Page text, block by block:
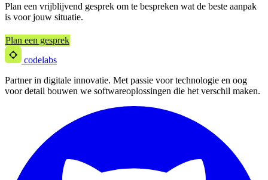
Plan een vrijblijvend gesprek om te bespreken wat de beste aanpak
is voor jouw situatie.
Plan een gesprek
codelabs
Partner in digitale innovatie. Met passie voor technologie en oog
voor detail bouwen we softwareoplossingen die het verschil maken.